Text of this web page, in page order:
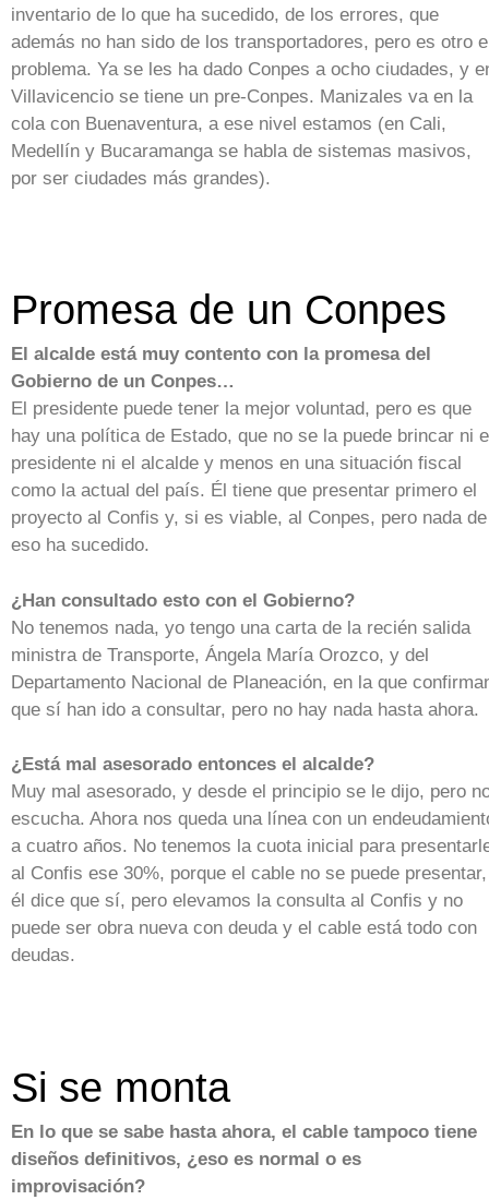
inventario de lo que ha sucedido, de los errores, que
además no han sido de los transportadores, pero es otro
problema. Ya se les ha dado Conpes a ocho ciudades, y
Villavicencio se tiene un pre-Conpes. Manizales va en la
cola con Buenaventura, a ese nivel estamos (en Cali,
Medellín y Bucaramanga se habla de sistemas masivos,
por ser ciudades más grandes).
Promesa de un Conpes
El alcalde está muy contento con la promesa del
Gobierno de un Conpes…
El presidente puede tener la mejor voluntad, pero es que
hay una política de Estado, que no se la puede brincar ni
presidente ni el alcalde y menos en una situación fiscal
como la actual del país. Él tiene que presentar primero el
proyecto al Confis y, si es viable, al Conpes, pero nada de
eso ha sucedido.
¿Han consultado esto con el Gobierno?
No tenemos nada, yo tengo una carta de la recién salida
ministra de Transporte, Ángela María Orozco, y del
Departamento Nacional de Planeación, en la que
que sí han ido a consultar, pero no hay nada hasta ahora.
¿Está mal asesorado entonces el alcalde?
Muy mal asesorado, y desde el principio se le dijo, pero
escucha. Ahora nos queda una línea con un
a cuatro años. No tenemos la cuota inicial para
al Confis ese 30%, porque el cable no se puede presentar,
él dice que sí, pero elevamos la consulta al Confis y no
puede ser obra nueva con deuda y el cable está todo con
deudas.
Si se monta
En lo que se sabe hasta ahora, el cable tampoco tiene
diseños definitivos, ¿eso es normal o es
improvisación?